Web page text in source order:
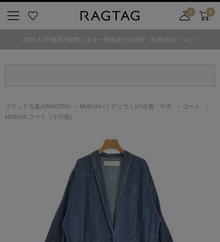
気
0
舗
カ
ト
0
2026.7.29 地震の影響による一部地域での集荷・配送遅延について
ブランド古着のRAGTAG MidiUmi (ミディウミ)の古着・中古
コート
MidiUmi コート（その他）